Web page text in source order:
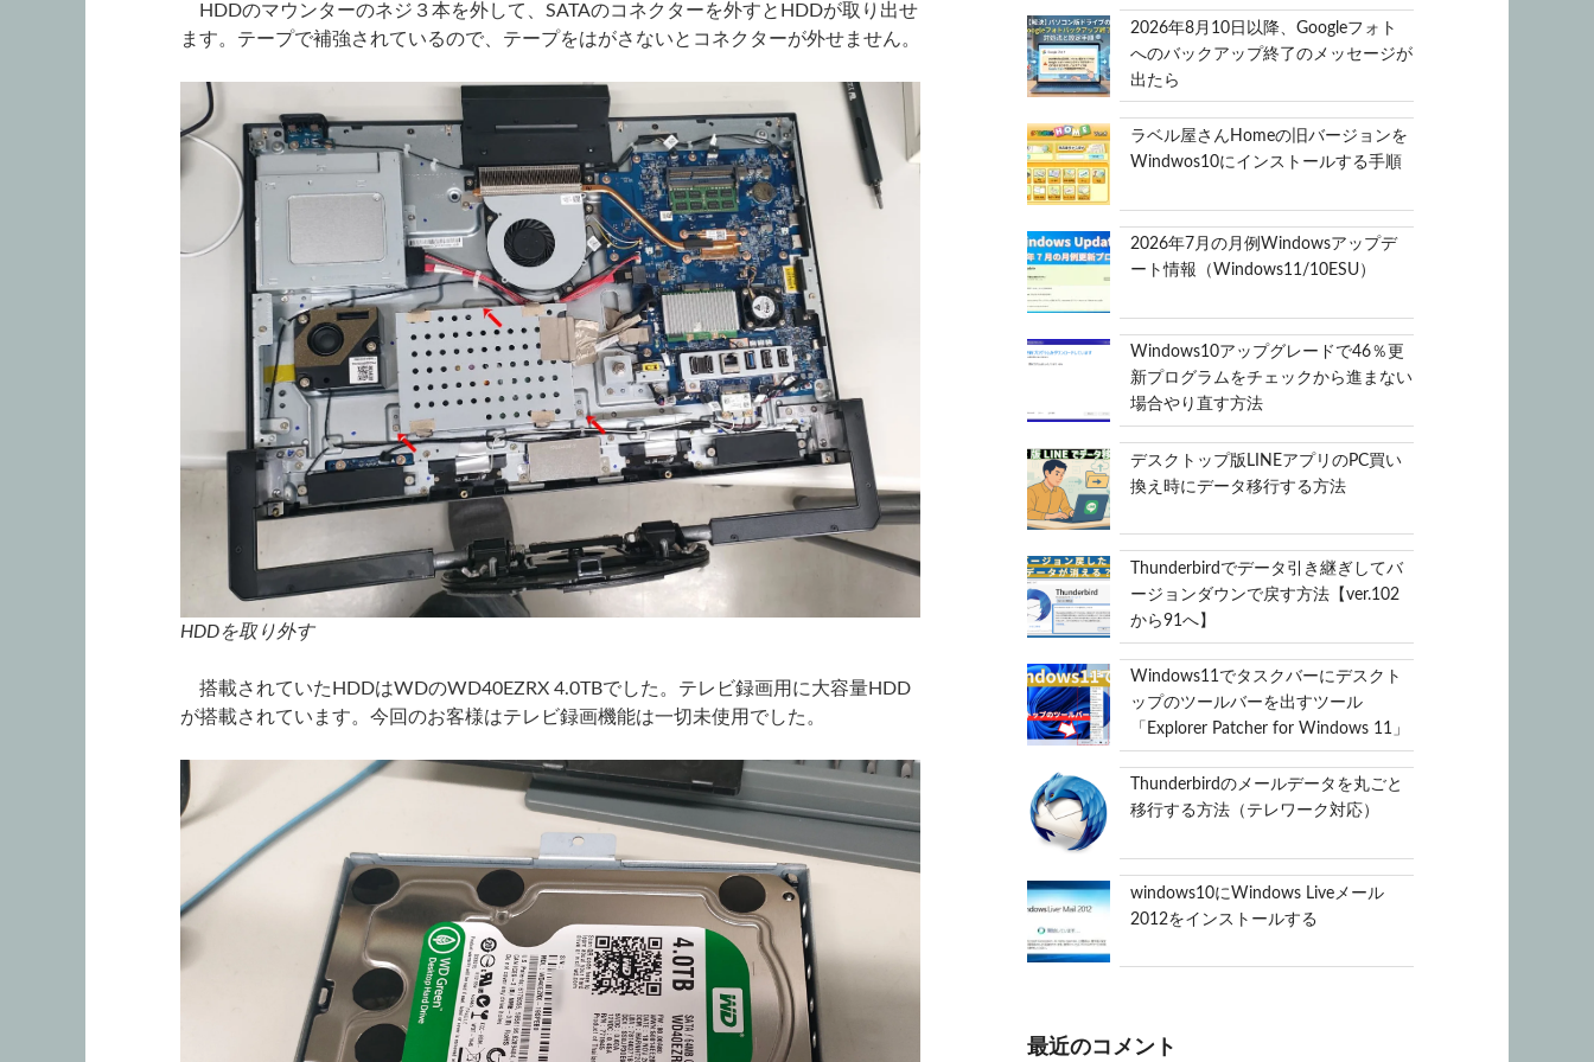
HDDのマウンターのネジ３本を外して、SATAのコネクターを外すとHDDが取り出せ
ます。テープで補強されているので、テープをはがさないとコネクターが外せません。
HDDを取り外す
搭載されていたHDDはWDのWD40EZRX 4.0TBでした。テレビ録画用に大容量HDD
が搭載されています。今回のお客様はテレビ録画機能は一切未使用でした。
2026年8月10日以降、Googleフォト
へのバックアップ終了のメッセージが
出たら
ラベル屋さんHomeの旧バージョンを
Windwos10にインストールする手順
2026年7月の月例Windowsアップデ
ート情報（Windows11/10ESU）
Windows10アップグレードで46％更
新プログラムをチェックから進まない
場合やり直す方法
デスクトップ版LINEアプリのPC買い
換え時にデータ移行する方法
Thunderbirdでデータ引き継ぎしてバ
ージョンダウンで戻す方法【ver.102
から91へ】
Windows11でタスクバーにデスクト
ップのツールバーを出すツール
「Explorer Patcher for Windows 11」
Thunderbirdのメールデータを丸ごと
移行する方法（テレワーク対応）
windows10にWindows Liveメール
2012をインストールする
最近のコメント